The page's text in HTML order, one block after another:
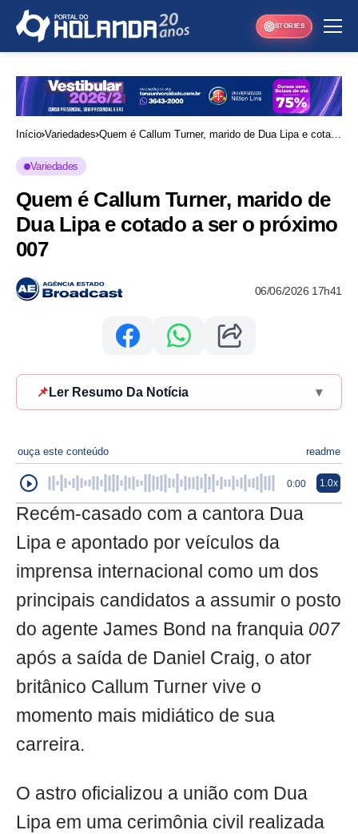
STORIES
Início Variedades Quem é Callum Turner, marido de Dua Lipa e cotado
Variedades
Quem é Callum Turner, marido de
Dua Lipa e cotado a ser o próximo
007
06/06/2026 17h41
📌 Ler Resumo Da Notícia ▾
ouça este conteúdo readme
0:00 1.0x
Recém-casado com a cantora Dua
Lipa e apontado por veículos da
imprensa internacional como um dos
principais candidatos a assumir o posto
do agente James Bond na franquia 007
após a saída de Daniel Craig, o ator
britânico Callum Turner vive o
momento mais midiático de sua
carreira.
O astro oficializou a união com Dua
Lipa em uma cerimônia civil realizada